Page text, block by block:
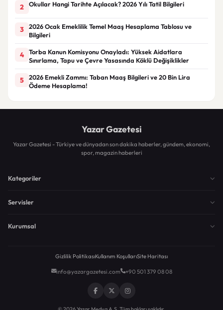
2 Okullar Hangi Tarihte Açılacak? 2026 Yılı Tatil Bilgileri
3
2026 Ocak Emeklilik Temel Maaş Hesaplama Tablosu ve
Bilgileri
4
Torba Kanun Komisyonu Onayladı: Yüksek Aidatlara
Sınırlama, Tapu ve Çevre Yasasında Köklü Değişiklikler
5
2026 Emekli Zammı: Taban Maaş Bilgileri ve 20 Bin Lira
Ödeme Hesaplama!
Yazar Gazetesi
Yazar Gazetesi - Türkiye ve dünyadan son dakika haberler, gündem, ekonomi,
spor, magazin haberleri
Kategoriler
Servisler
Kurumsal
Gizlilik PolitikasıKullanım KoşullarıSite Haritası
info@yazargazetesi.com +90 501 379 08 08